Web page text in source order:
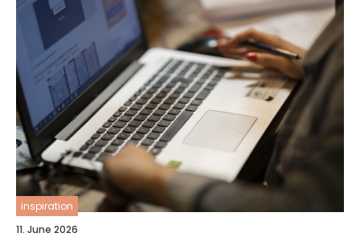
inspiration
11. June 2026